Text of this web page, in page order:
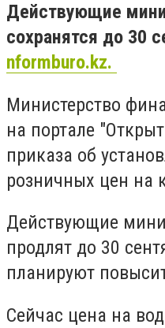
Действующие
сохранятся до 30
nformburo.kz.
Министерство
на портале
приказа об
розничных цен на
Действующие
продлят до 30
планируют
Сейчас цена на